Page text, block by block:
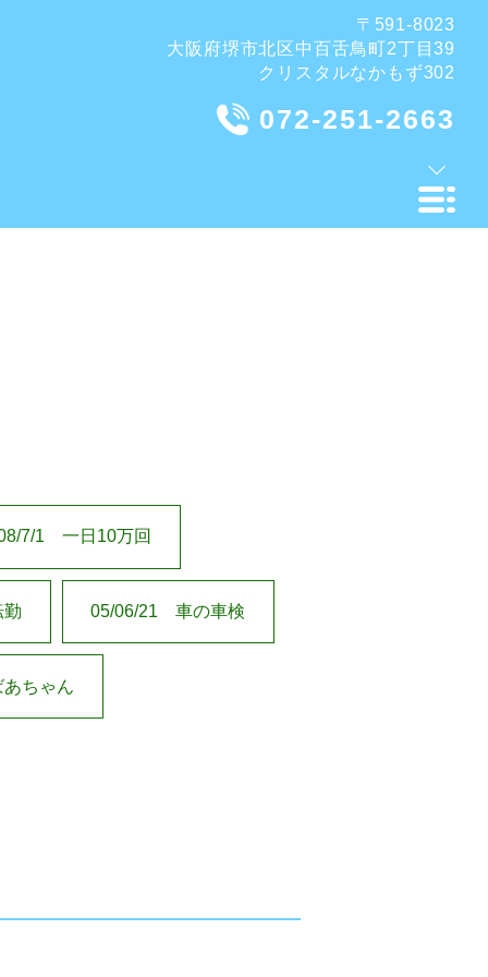
〒591-8023
大阪府堺市北区中百舌鳥町2丁目39
クリスタルなかもず302
072-251-2663
7/1 一日10万回
05/06/21 車の車検
ちゃん